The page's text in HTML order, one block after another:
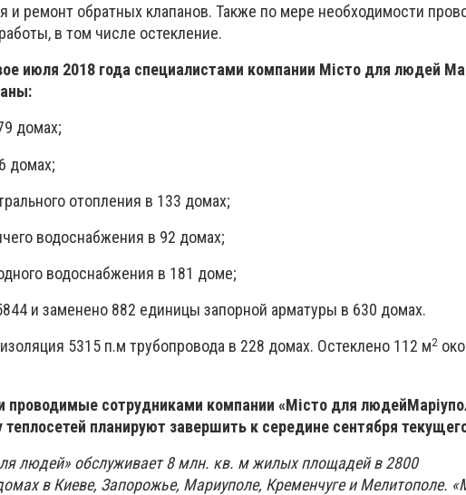
и ремонт обратных клапанов. Также по мере необходимости
в том числе остекление.
июля 2018 года специалистами компании Місто для людей
домах;
домах;
отопления в 133 домах;
водоснабжения в 92 домах;
водоснабжения в 181 доме;
и заменено 882 единицы запорной арматуры в 630 домах.
5315 п.м трубопровода в 228 домах. Остеклено 112 м2
проводимые сотрудниками компании «Місто для
планируют завершить к середине сентября
людей» обслуживает 8 млн. кв. м жилых площадей в 2800
в Киеве, Запорожье, Мариуполе, Кременчуге и Мелитополе.